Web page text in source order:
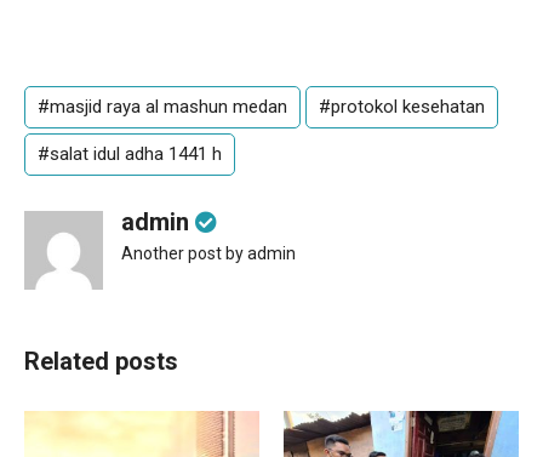
#masjid raya al mashun medan #protokol kesehatan
#salat idul adha 1441 h
admin
Another post by admin
Related posts